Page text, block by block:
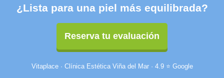
¿Lista para una piel más equilibrada?
Reserva tu evaluación
Vitaplace · Clínica Estética Viña del Mar · 4.9 ⭐ Google